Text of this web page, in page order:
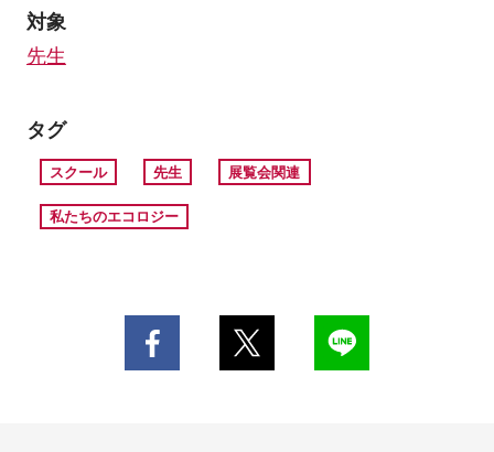
対象
先生
タグ
スクール 先生 展覧会関連
私たちのエコロジー